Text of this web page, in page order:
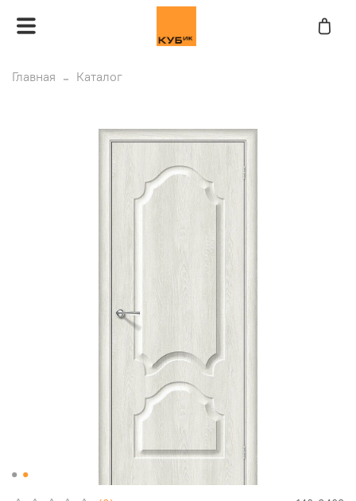
Главная Каталог